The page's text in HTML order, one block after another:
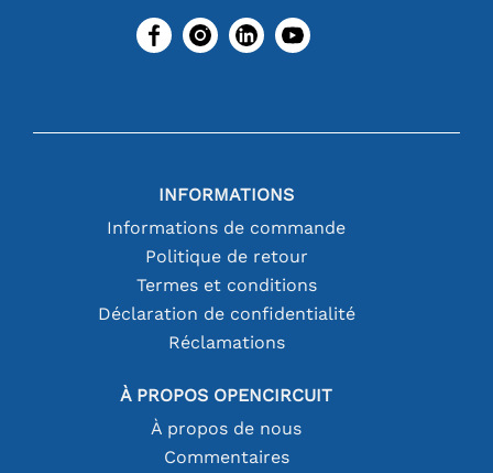
INFORMATIONS
Informations de commande
Politique de retour
Termes et conditions
Déclaration de confidentialité
Réclamations
À PROPOS OPENCIRCUIT
À propos de nous
Commentaires